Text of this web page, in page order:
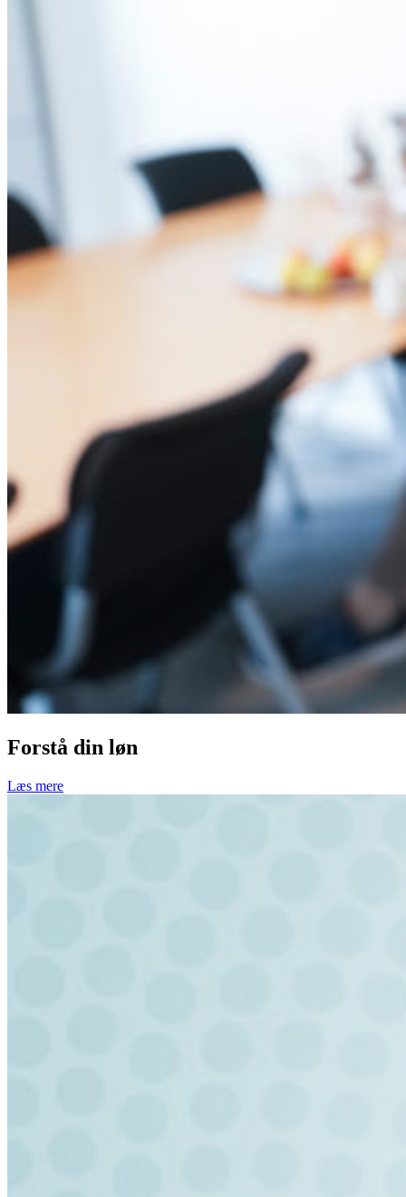
Forstå din løn
Læs mere